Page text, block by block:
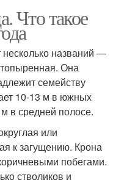
Что такое
названий —
Она
семейству
10-13 м в южных
в средней полосе.
или
к загущению. Крона
побегами.
стволиков и